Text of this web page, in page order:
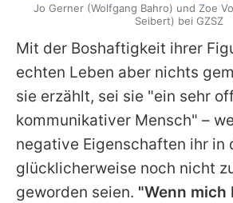
Mit der Boshaftigkeit ihrer
echten Leben aber nichts
sie erzählt, sei sie "ein sehr
kommunikativer Mensch" –
negative Eigenschaften ihr in
glücklicherweise noch nicht
geworden seien. "Wenn mich
Jo Gerner (Wolfgang Bahro) und Zoe
Seibert) bei GZSZ